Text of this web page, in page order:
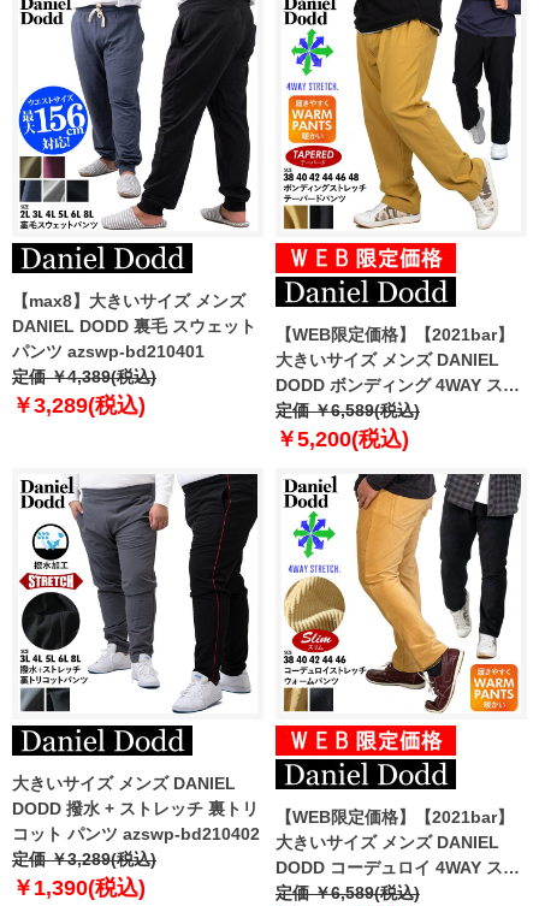
【max8】大きいサイズ メンズ
DANIEL DODD 裏毛 スウェット
パンツ azswp-bd210401
定価 ￥4,389(税込)
￥3,289(税込)
【WEB限定価格】【2021bar】
大きいサイズ メンズ DANIEL
DODD ボンディング 4WAY スト
レッチ テーパード パンツ azp-
210501
定価 ￥6,589(税込)
￥5,200(税込)
大きいサイズ メンズ DANIEL
DODD 撥水 + ストレッチ 裏トリ
コット パンツ azswp-bd210402
定価 ￥3,289(税込)
￥1,390(税込)
【WEB限定価格】【2021bar】
大きいサイズ メンズ DANIEL
DODD コーデュロイ 4WAY スト
レッチ 5ポケット ウォーム パン
定価 ￥6,589(税込)